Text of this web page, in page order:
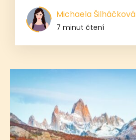
Michaela Šilháčková
7 minut čtení